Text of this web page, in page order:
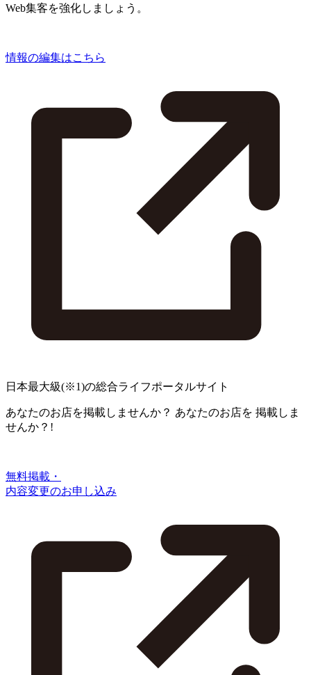
Web集客を強化しましょう。
情報の編集はこちら
日本最大級(※1)の総合ライフポータルサイト
あなたのお店を掲載しませんか？ あなたのお店を 掲載しま
せんか？!
無料掲載・
内容変更のお申し込み